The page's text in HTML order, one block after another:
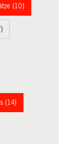
(10)
(14)